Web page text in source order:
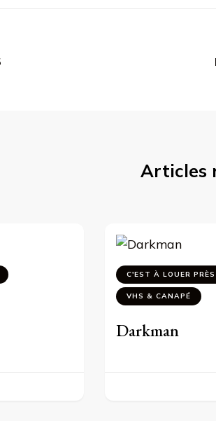
Articles
C'EST À LOUER
VHS & CANAPÉ
Darkman